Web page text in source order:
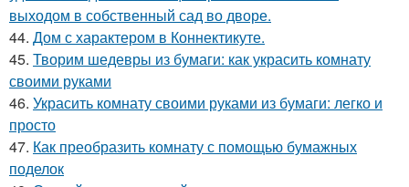
выходом в собственный сад во дворе.
44. Дом с характером в Коннектикуте.
45. Творим шедевры из бумаги: как украсить комнату
своими руками
46. Украсить комнату своими руками из бумаги: легко и
просто
47. Как преобразить комнату с помощью бумажных
поделок